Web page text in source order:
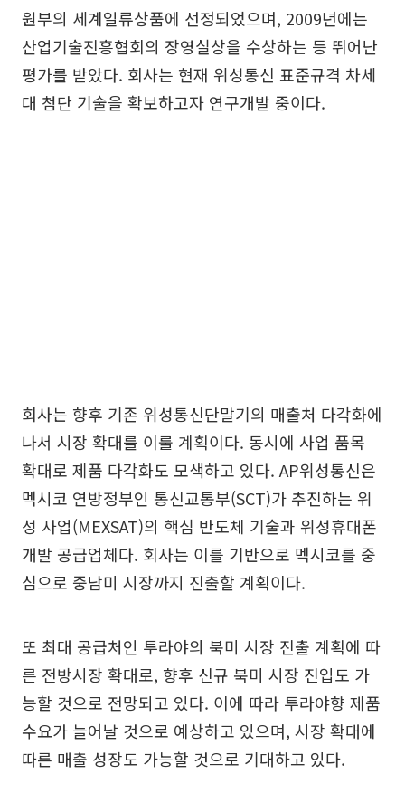
원부의 세계일류상품에 선정되었으며, 2009년에는
산업기술진흥협회의 장영실상을 수상하는 등 뛰어난
평가를 받았다. 회사는 현재 위성통신 표준규격 차세
대 첨단 기술을 확보하고자 연구개발 중이다.
회사는 향후 기존 위성통신단말기의 매출처 다각화에
나서 시장 확대를 이룰 계획이다. 동시에 사업 품목
확대로 제품 다각화도 모색하고 있다. AP위성통신은
멕시코 연방정부인 통신교통부(SCT)가 추진하는 위
성 사업(MEXSAT)의 핵심 반도체 기술과 위성휴대폰
개발 공급업체다. 회사는 이를 기반으로 멕시코를 중
심으로 중남미 시장까지 진출할 계획이다.
또 최대 공급처인 투라야의 북미 시장 진출 계획에 따
른 전방시장 확대로, 향후 신규 북미 시장 진입도 가
능할 것으로 전망되고 있다. 이에 따라 투라야향 제품
수요가 늘어날 것으로 예상하고 있으며, 시장 확대에
따른 매출 성장도 가능할 것으로 기대하고 있다.